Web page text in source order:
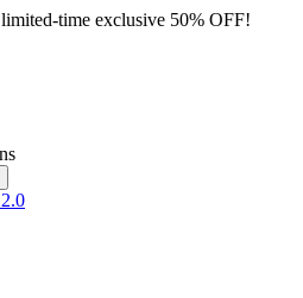
time exclusive 50% OFF!